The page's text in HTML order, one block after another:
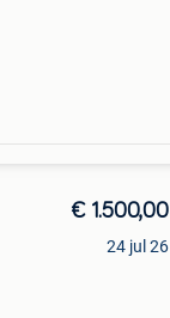
€ 1.500,00
24 jul 26